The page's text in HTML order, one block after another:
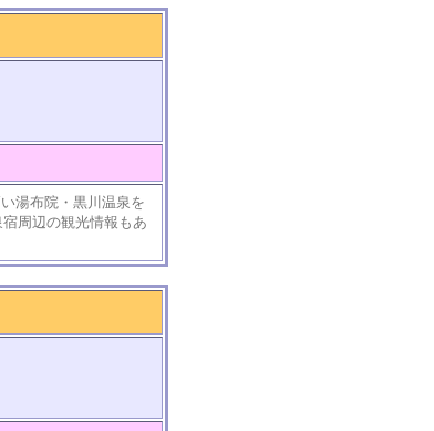
湯布院・黒川温泉を
周辺の観光情報もあ